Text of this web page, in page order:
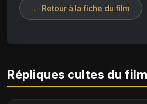
← Retour à la fiche du film
Répliques cultes du film